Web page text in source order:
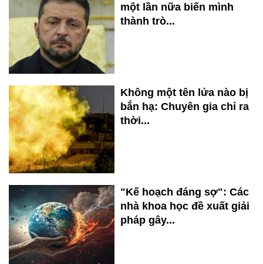
một lần nữa biến mình
thành trò...
Không một tên lửa nào bị
bắn hạ: Chuyên gia chỉ ra
thời...
"Kế hoạch đáng sợ": Các
nhà khoa học đề xuất giải
pháp gây...